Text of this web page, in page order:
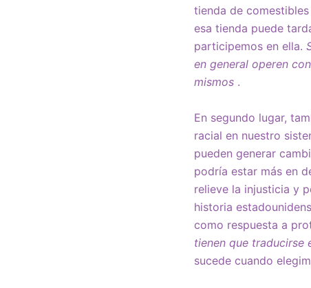
tienda de
esa tienda puede
participemos en ella.
en general operen
mismos .
En segundo lugar,
racial en nuestro
pueden generar
podría estar más en
relieve la injusticia y
historia
como respuesta a
tienen que traducirse
sucede cuando